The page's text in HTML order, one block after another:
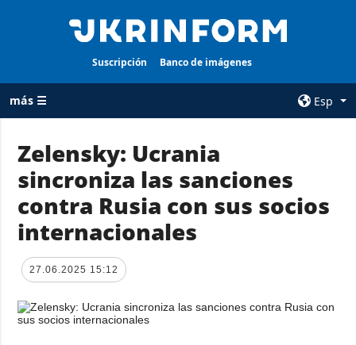
Suscripción Banco de imágenes
más ☰
Esp
TODAS LAS
CATEGORÍAS
Guerra
Reconstrucción
de Ucrania
Política
Economía
AGENCIA
sobre la agencia
Zelensky: Ucrania
sincroniza las sanciones
contra Rusia con sus socios
internacionales
27.06.2025 15:12